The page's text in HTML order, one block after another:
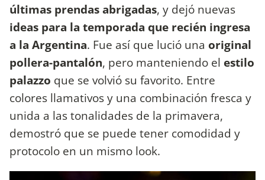
últimas prendas abrigadas, y dejó nuevas
ideas para la temporada que recién ingresa
a la Argentina. Fue así que lució una original
pollera-pantalón, pero manteniendo el estilo
palazzo que se volvió su favorito. Entre
colores llamativos y una combinación fresca y
unida a las tonalidades de la primavera,
demostró que se puede tener comodidad y
protocolo en un mismo look.